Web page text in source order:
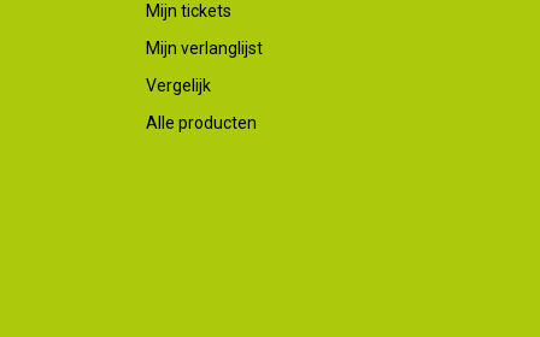
Mijn tickets
Mijn verlanglijst
Vergelijk
Alle producten